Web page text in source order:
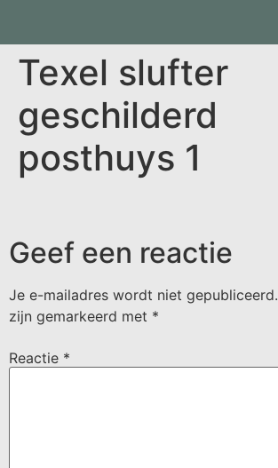
Texel slufter
geschilderd
posthuys 1
Geef een reactie
Je e-mailadres wordt niet gepubliceerd.
zijn gemarkeerd met *
Reactie *